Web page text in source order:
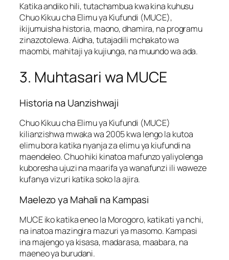
Katika andiko hili, tutachambua kwa kina kuhusu
Chuo Kikuu cha Elimu ya Kiufundi (MUCE),
ikijumuisha historia, maono, dhamira, na programu
zinazotolewa. Aidha, tutajadili mchakato wa
maombi, mahitaji ya kujiunga, na muundo wa ada.
3. Muhtasari wa MUCE
Historia na Uanzishwaji
Chuo Kikuu cha Elimu ya Kiufundi (MUCE)
kilianzishwa mwaka wa 2005 kwa lengo la kutoa
elimu bora katika nyanja za elimu ya kiufundi na
maendeleo. Chuo hiki kinatoa mafunzo yaliyolenga
kuboresha ujuzi na maarifa ya wanafunzi ili waweze
kufanya vizuri katika soko la ajira.
Maelezo ya Mahali na Kampasi
MUCE iko katika eneo la Morogoro, katikati ya nchi,
na inatoa mazingira mazuri ya masomo. Kampasi
ina majengo ya kisasa, madarasa, maabara, na
maeneo ya burudani.